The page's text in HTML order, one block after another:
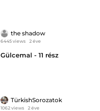
the shadow
6445 views 2 éve
Gülcemal - 11 rész
TürkishSorozatok
1062 views 2 éve